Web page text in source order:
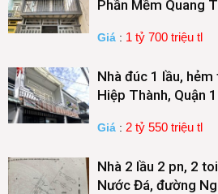
Phần Mềm Quang
Giá : 1 tỷ 700 triệu tl
Nhà đúc 1 lầu,
Hiệp Thành, Quận
Giá : 2 tỷ 550 triệu tl
Nhà 2 lầu 2 pn, 2
Nước Đá, đường